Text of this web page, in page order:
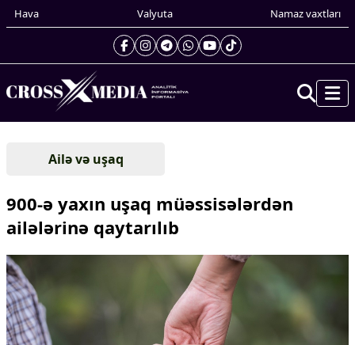
Hava Valyuta Namaz vaxtları
Gündəm
Xarici xəbərlər
Cənubi Qafqaz
Avropa
Amerika
Asiya
Afrika
Ailə və uşaq
900-ə yaxın uşaq müəssisələrdən
ailələrinə qaytarılıb